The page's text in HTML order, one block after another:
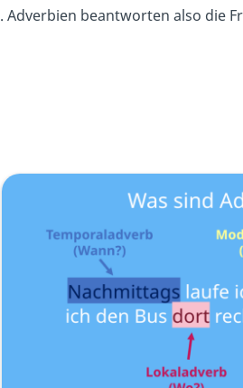
. Adverbien beantworten also die